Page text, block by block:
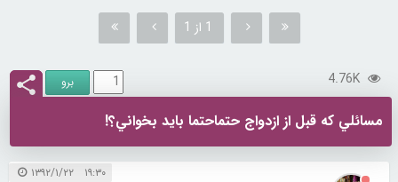
1 از 1
4.76K
مسائلي كه قبل از ازدواج حتماحتما بايد بخواني؟!
۱۹:۳۰ ۱۳۹۲/۱/۲۲